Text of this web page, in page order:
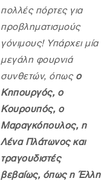
πολλές πόρτες για
προβληματισμούς
γόνιμους! Υπάρχει μία
μεγάλη φουρνιά
συνθετών, όπως ο
Κηπουργός, ο
Κουρουπός, ο
Μαραγκόπουλος, η
Λένα Πλάτωνος και
τραγουδιστές
βεβαίως, όπως η Έλλη